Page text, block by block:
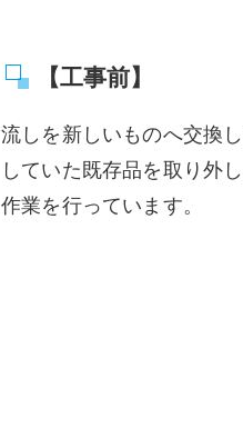
【工事前】
流しを新しいものへ交換
していた既存品を取り外
作業を行っています。